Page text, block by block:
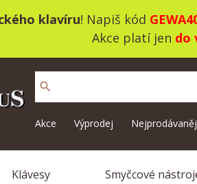
klavíru! Napiš kód
Akce platí jen do
search
Akce Výprodej
Klávesy Smyčcové